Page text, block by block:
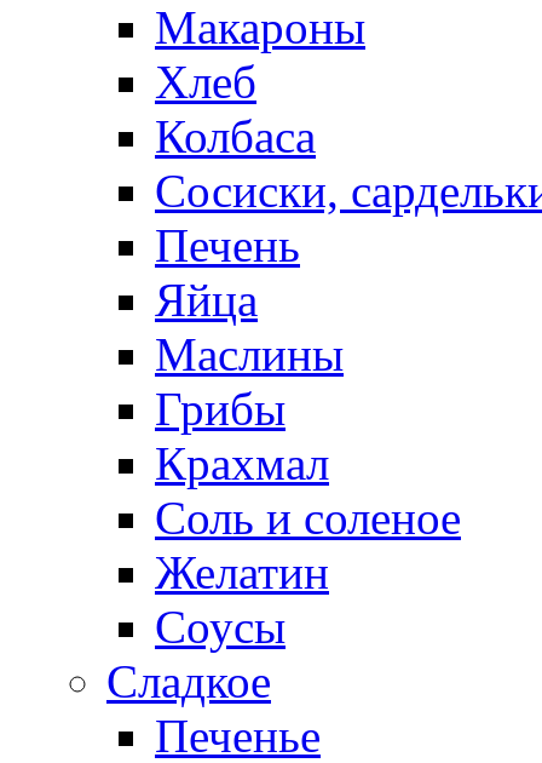
Макароны
Хлеб
Колбаса
Сосиски,
Печень
Яйца
Маслины
Грибы
Крахмал
Соль и соленое
Желатин
Соусы
Сладкое
Печенье